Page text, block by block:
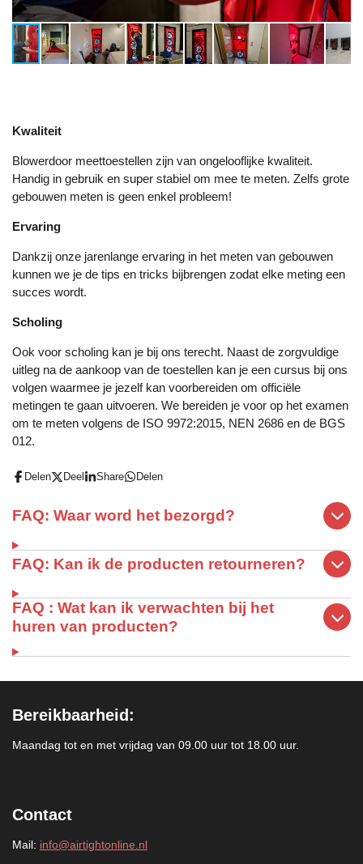
Kwaliteit
Blowerdoor meettoestellen zijn van ongelooflijke kwaliteit.
Handig in gebruik en super stabiel om mee te meten. Zelfs grote
gebouwen meten is geen enkel probleem!
Ervaring
Dankzij onze jarenlange ervaring in het meten van gebouwen
kunnen we je de tips en tricks bijbrengen zodat elke meting een
succes wordt.
Scholing
Ook voor scholing kan je bij ons terecht. Naast de zorgvuldige
uitleg na de aankoop van de toestellen kan je een cursus bij ons
volgen waarmee je jezelf kan voorbereiden om officiële
metingen te gaan uitvoeren. We bereiden je voor op het examen
om te meten volgens de ISO 9972:2015, NEN 2686 en de BGS
012.
Delen Deel Share Delen
FAQ: Waar word het bezorgd?
FAQ: Kan ik de producten retourneren?
FAQ : Wat kan ik verwachten bij het
huren van producten?
Bereikbaarheid:
Maandag tot en met vrijdag van 09.00 uur tot 18.00 uur.
Contact
Mail: info@airtightonline.nl